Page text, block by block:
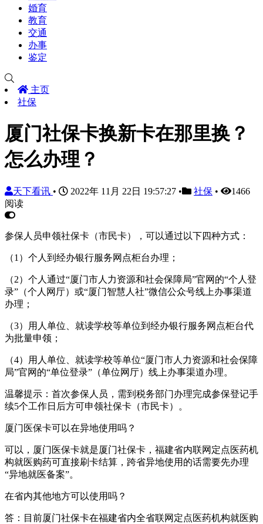
婚育
教育
交通
办事
鉴定
主页
社保
厦门社保卡换新卡在那里换？
怎么办理？
天下看讯 • 2022年 11月 22日 19:57:27 • 社保 •
1466
阅读
参保人员申领社保卡（市民卡），可以通过以下四种方式：
（1）个人到经办银行服务网点柜台办理；
（2）个人通过“厦门市人力资源和社会保障局”官网的“个人登
录”（个人网厅）或“厦门智慧人社”微信公众号线上办事渠道
办理；
（3）用人单位、就读学校等单位到经办银行服务网点柜台代
为批量申领；
（4）用人单位、就读学校等单位“厦门市人力资源和社会保障
局”官网的“单位登录”（单位网厅）线上办事渠道办理。
温馨提示：首次参保人员，需到税务部门办理完成参保登记手
续5个工作日后方可申领社保卡（市民卡）。
厦门医保卡可以在异地使用吗？
可以，厦门医保卡就是厦门社保卡，福建省内联网定点医药机
构就医购药可直接刷卡结算，跨省异地使用的话需要先办理
“异地就医备案”。
在省内其他地方可以使用吗？
答：目前厦门社保卡在福建省内全省联网定点医药机构就医购